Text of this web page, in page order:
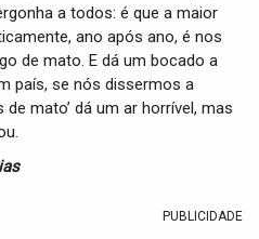
a todos: é que a maior
ano após ano, é nos
de mato. E dá um bocado a
país, se nós dissermos a
mato’ dá um ar horrível, mas
PUBLICIDADE